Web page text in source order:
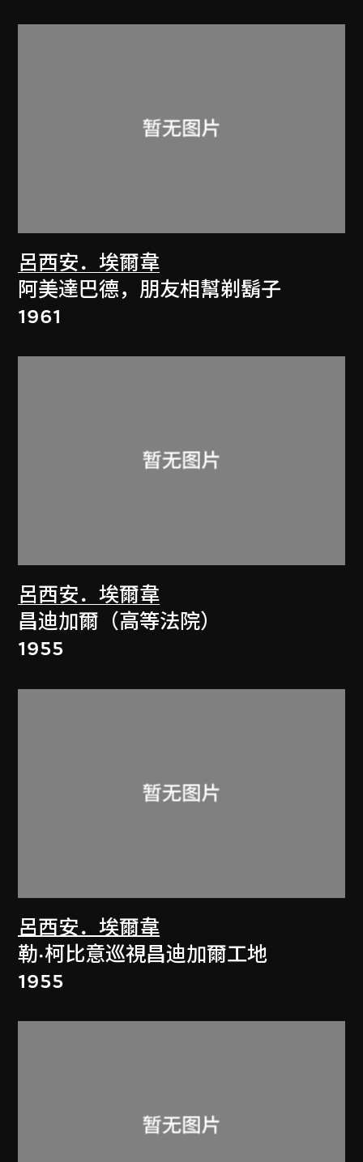
呂西安．埃爾韋
阿美達巴德，朋友相幫剃鬍子
1961
呂西安．埃爾韋
昌迪加爾（高等法院）
1955
呂西安．埃爾韋
勒·柯比意巡視昌迪加爾工地
1955